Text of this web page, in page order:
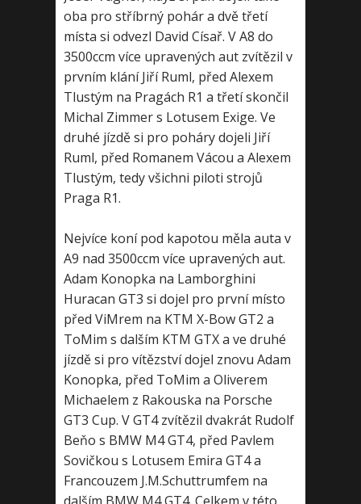
oba pro stříbrný pohár a dvě třetí
místa si odvezl David Císař. V A8 do
3500ccm více upravených aut zvítězil v
prvním klání Jiří Ruml, před Alexem
Tlustým na Pragách R1 a třetí skončil
Michal Zimmer s Lotusem Exige. Ve
druhé jízdě si pro poháry dojeli Jiří
Ruml, před Romanem Vácou a Alexem
Tlustým, tedy všichni piloti strojů
Praga R1.
Nejvíce koní pod kapotou měla auta v
A9 nad 3500ccm více upravených aut.
Adam Konopka na Lamborghini
Huracan GT3 si dojel pro první místo
před ViMrem na KTM X-Bow GT2 a
ToMim s dalším KTM GTX a ve druhé
jízdě si pro vítězství dojel znovu Adam
Konopka, před ToMim a Oliverem
Michaelem z Rakouska na Porsche
GT3 Cup. V GT4 zvítězil dvakrát Rudolf
Beňo s BMW M4 GT4, před Pavlem
Sovičkou s Lotusem Emira GT4 a
Francouzem J.M.Schuttrumfem na